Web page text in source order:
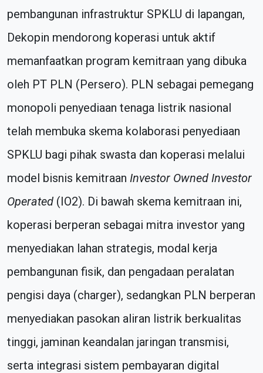
pembangunan infrastruktur SPKLU di lapangan,
Dekopin mendorong koperasi untuk aktif
memanfaatkan program kemitraan yang dibuka
oleh PT PLN (Persero). PLN sebagai pemegang
monopoli penyediaan tenaga listrik nasional
telah membuka skema kolaborasi penyediaan
SPKLU bagi pihak swasta dan koperasi melalui
model bisnis kemitraan Investor Owned Investor
Operated (IO2). Di bawah skema kemitraan ini,
koperasi berperan sebagai mitra investor yang
menyediakan lahan strategis, modal kerja
pembangunan fisik, dan pengadaan peralatan
pengisi daya (charger), sedangkan PLN berperan
menyediakan pasokan aliran listrik berkualitas
tinggi, jaminan keandalan jaringan transmisi,
serta integrasi sistem pembayaran digital